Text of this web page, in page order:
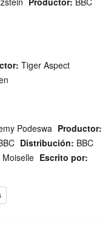
Tiger Aspect
Podeswa Productor:
Distribución: BBC
Moiselle Escrito por: